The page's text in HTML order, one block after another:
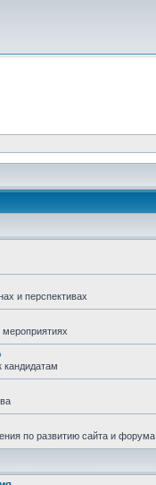
и перспективах
кандидатам
по развитию сайта и форума